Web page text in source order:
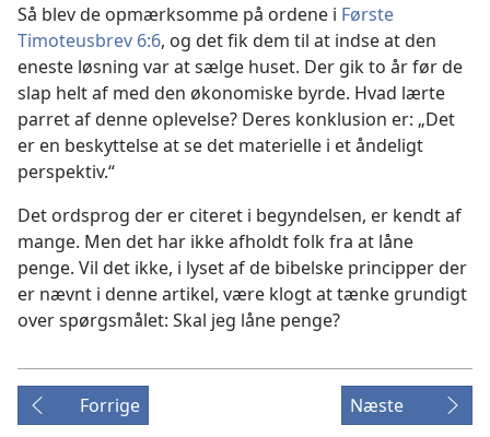
Så blev de opmærksomme på ordene i Første
Timoteusbrev 6:6, og det fik dem til at indse at den
eneste løsning var at sælge huset. Der gik to år før de
slap helt af med den økonomiske byrde. Hvad lærte
parret af denne oplevelse? Deres konklusion er: „Det
er en beskyttelse at se det materielle i et åndeligt
perspektiv.“
Det ordsprog der er citeret i begyndelsen, er kendt af
mange. Men det har ikke afholdt folk fra at låne
penge. Vil det ikke, i lyset af de bibelske principper der
er nævnt i denne artikel, være klogt at tænke grundigt
over spørgsmålet: Skal jeg låne penge?
Forrige Næste